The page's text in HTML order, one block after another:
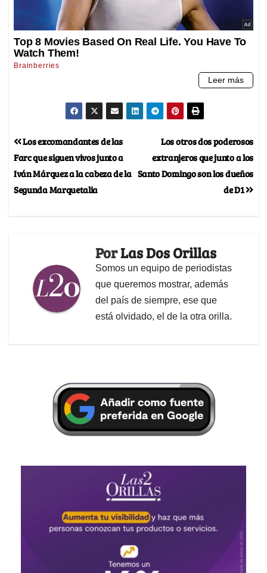
Los otros dos poderosos
extranjeros que junto a los
Santo Domingo son los dueños
de D1
Los excomandantes de las
Farc que siguen vivos junto a
Iván Márquez a la cabeza de la
Segunda Marquetalia
PorLas Dos Orillas
Somos un equipo de periodistas
que queremos mostrar, además
del país de siempre, ese que
está olvidado, el de la otra orilla.